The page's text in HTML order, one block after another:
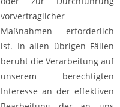
vorvertraglicher
Maßnahmen erforderlich
ist. In allen übrigen Fällen
beruht die Verarbeitung auf
unserem berechtigten
Interesse an der effektiven